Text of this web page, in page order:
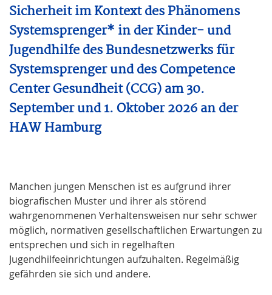
Sicherheit im Kontext des Phänomens
Systemsprenger* in der Kinder- und
Jugendhilfe des Bundesnetzwerks für
Systemsprenger und des Competence
Center Gesundheit (CCG) am 30.
September und 1. Oktober 2026 an der
HAW Hamburg
Manchen jungen Menschen ist es aufgrund ihrer
biografischen Muster und ihrer als störend
wahrgenommenen Verhaltensweisen nur sehr schwer
möglich, normativen gesellschaftlichen Erwartungen zu
entsprechen und sich in regelhaften
Jugendhilfeeinrichtungen aufzuhalten. Regelmäßig
gefährden sie sich und andere.